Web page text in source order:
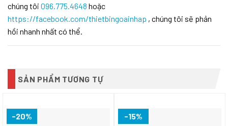
chúng tôi 096.775.4648 hoặc
https://facebook.com/thietbingoainhap , chúng tôi sẽ phản
hồi nhanh nhất có thể.
SẢN PHẨM TƯƠNG TỰ
-20% -15%